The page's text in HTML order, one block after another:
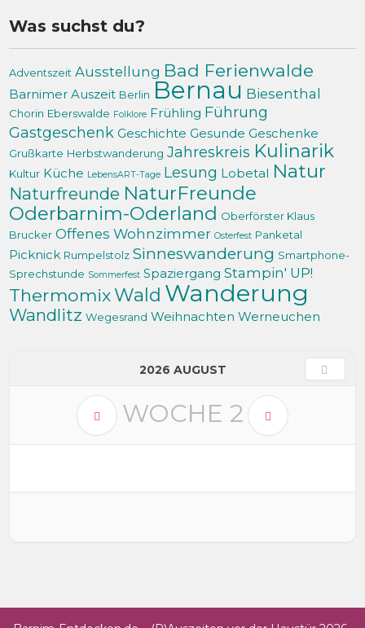
Was suchst du?
Adventszeit Ausstellung Bad Ferienwalde
Barnimer Auszeit Berlin Bernau Biesenthal
Chorin Eberswalde Folklore Frühling Führung
Gastgeschenk Geschichte Gesunde Geschenke
Grußkarte Herbstwanderung Jahreskreis Kulinarik
Kultur Küche LebensART-Tage Lesung Lobetal Natur
Naturfreunde NaturFreunde
Oderbarnim-Oderland Oberförster Klaus
Brucker Offenes Wohnzimmer Osterfest Panketal
Picknick Rumpelstolz Sinneswanderung Smartphone-
Sprechstunde Sommerfest Spaziergang Stampin' UP!
ThermomixWald Wanderung
Wandlitz Wegesrand Weihnachten Werneuchen
2026 AUGUST
WOCHE 2